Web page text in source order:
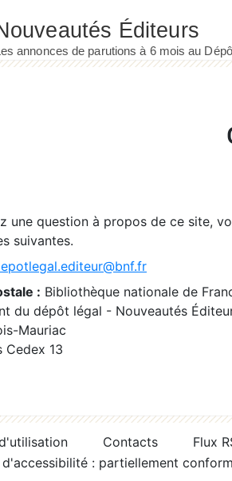
une question à propos de ce site,
suivantes.
: Bibliothèque nationale de
du dépôt légal - Nouveautés
Mauriac
Cedex 13
Contacts
Flux
: partiellement